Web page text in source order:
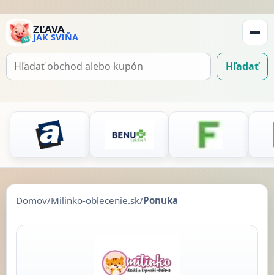
ZĽAVA
JAK SVIŇA
Hľadať
Hľadať
Domov/Milinko-oblecenie.sk/Ponuka